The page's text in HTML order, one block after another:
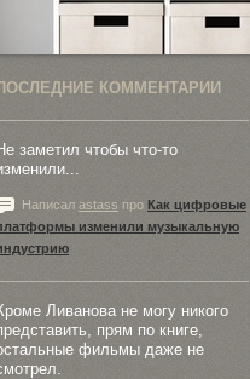
ПОСЛЕДНИЕ КОММЕНТАРИИ
заметил чтобы что-то
Написал astass про Как цифровые
изменили музыкальную
Ливанова не могу никого
прям по книге,
фильмы даже не